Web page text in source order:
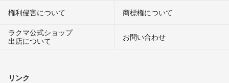
権利侵害について
商標権について
ラクマ公式ショップ
出店について
お問い合わせ
リンク